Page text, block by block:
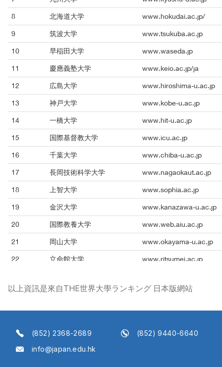
以上資訊是來自THE世界大學ランキング 日本版網站
(852) 2368-2689
(852) 9440-6640
info@japan.edu.hk